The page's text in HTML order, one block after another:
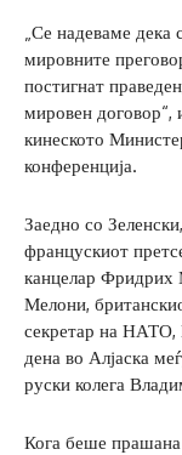
„Се надеваме дека
мировните
постигнат
мировен договор“,
кинеското
конференција.
Заедно со
францускиот
канцелар Фридрих
Мелони,
секретар на
дена во Алјаска
руски колега
Кога беше